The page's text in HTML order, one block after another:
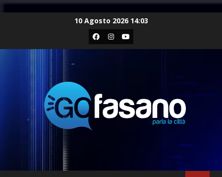
10 Agosto 2026 14:03
Facebook
Instagram
Youtube